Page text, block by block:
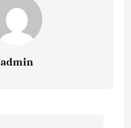
admin